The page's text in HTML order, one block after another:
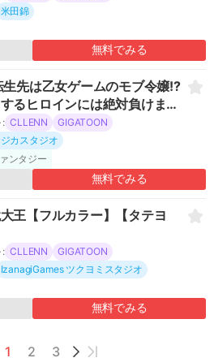
米田錦
無料でみる
先は乙女ゲームのモブ令嬢!?
るヒロインには絶対負けませ
ー】【タテヨミ】
: CLLENN
GIGATOON
カスタジオ
ンタジー
無料でみる
王【フルカラー】【タテヨ
: CLLENN
GIGATOON
IzanagiGames ツクヨミスタジオ
無料でみる
1 2 3